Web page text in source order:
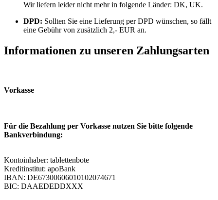
Wir liefern leider nicht mehr in folgende Länder: DK, UK.
DPD: Sollten Sie eine Lieferung per DPD wünschen, so fällt
eine Gebühr von zusätzlich 2,- EUR an.
Informationen zu unseren Zahlungsarten
Vorkasse
Für die Bezahlung per Vorkasse nutzen Sie bitte folgende
Bankverbindung:
Kontoinhaber: tablettenbote
Kreditinstitut: apoBank
IBAN: DE67300606010102074671
BIC: DAAEDEDDXXX